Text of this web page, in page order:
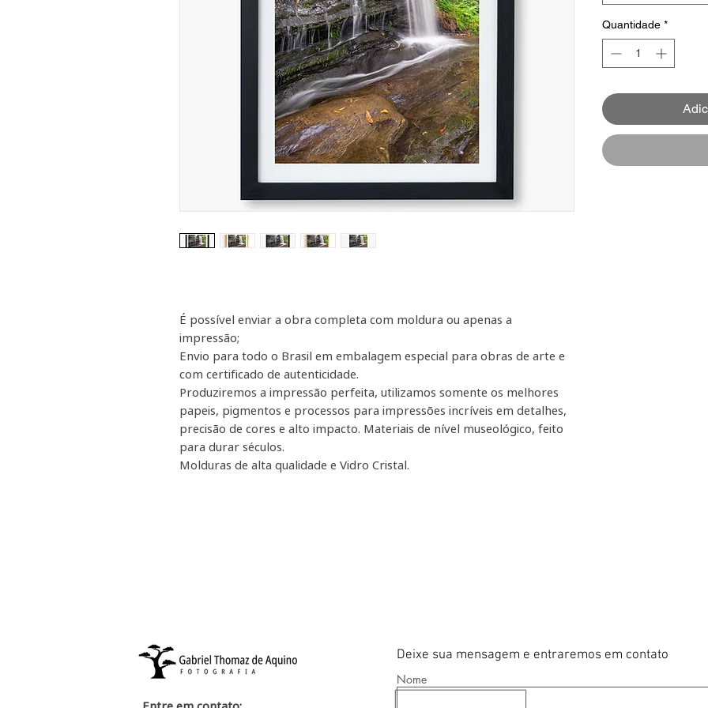
É possível enviar a obra completa com moldura ou apenas a
impressão;
Envio para todo o Brasil em embalagem especial para obras de arte e
com certificado de autenticidade.
Produziremos a impressão perfeita, utilizamos somente os melhores
papeis, pigmentos e processos para impressões incríveis em detalhes,
precisão de cores e alto impacto. Materiais de nível museológico, feito
para durar séculos.
Molduras de alta qualidade e Vidro Cristal.
Quantidade *
Deixe sua mensagem e entraremos em contato
Nome